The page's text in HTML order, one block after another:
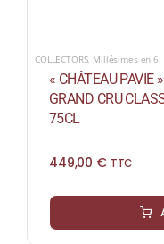
COLLECTORS, Millésimes en 6,
« CHÂTEAU PAVIE
GRAND CRU
75CL
449,00 € TTC